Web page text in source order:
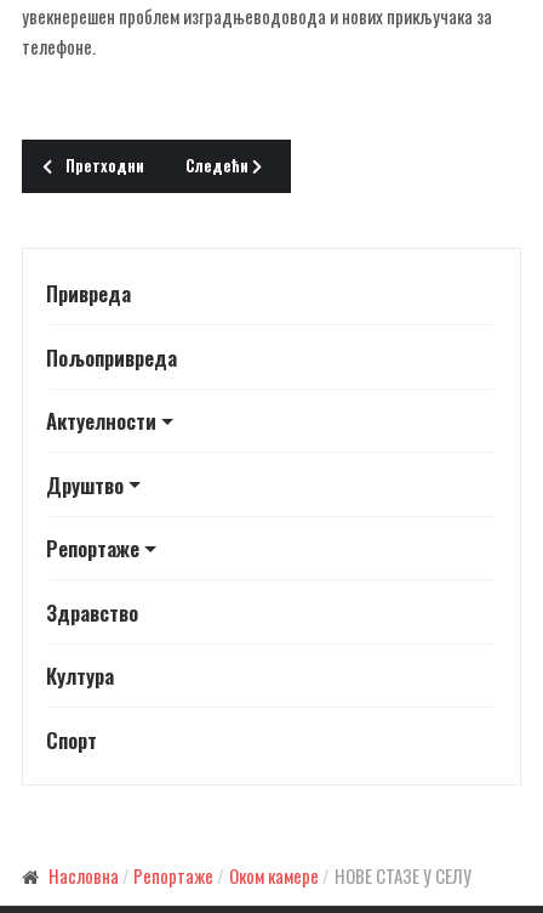
увекнерешен проблем изградњеводовода и нових прикључака за
телефоне.
Претходни чланак: АГЕНЦИЈА ЗА БРАК
Претходни Следећи чланак: СЛАЂАНИНЕ ПРВЕ ЈАГОДЕ
Следећи
Привреда
Пољопривреда
Актуелности
Друштво
Репортаже
Здравство
Култура
Спорт
Насловна Репортаже Оком камере НОВЕ СТАЗЕ У СЕЛУ